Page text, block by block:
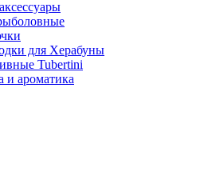
для Херабуны
Tubertini
и ароматика